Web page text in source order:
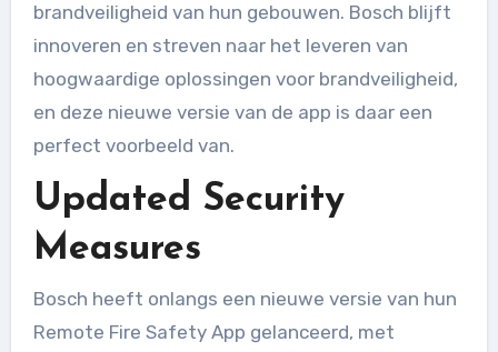
brandveiligheid van hun gebouwen. Bosch blijft
innoveren en streven naar het leveren van
hoogwaardige oplossingen voor brandveiligheid,
en deze nieuwe versie van de app is daar een
perfect voorbeeld van.
Updated Security
Measures
Bosch heeft onlangs een nieuwe versie van hun
Remote Fire Safety App gelanceerd, met